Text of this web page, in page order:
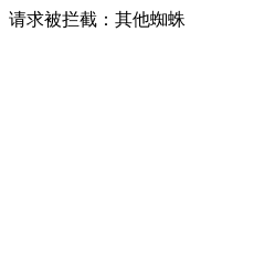
请求被拦截：其他蜘蛛